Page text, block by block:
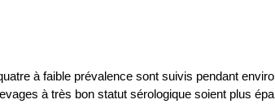
à faible prévalence sont suivis pendant
à très bon statut sérologique soient plus